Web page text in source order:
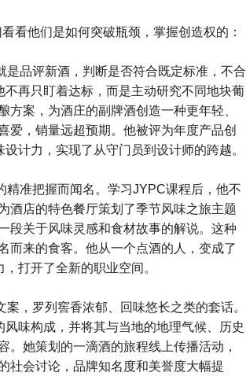
看他们是如何突破瓶颈，掌握创造权的：
品评新酒，判断是否符合既定标准，不合
再只盯着达标，而是主动研究不同地块葡
案，为酒庄的副牌酒创造一种更年轻、
爱，销量远超预期。他被评为年度产品创
设计力，实现了从守门员到设计师的跨越。
精准把握而闻名。学习JYPC课程后，他不
酒店的特色餐厅策划了季节风味之旅主题
段关于风味灵感和食材故事的解说。这种
而来的食客。他从一个点酒的人，变成了
，打开了全新的职业空间。
，罗列窖香浓郁、回味悠长之类的套话。
味构成，并将其与当地的地理气候、历史
她策划的一滴酒的旅程线上传播活动，
社会讨论，品牌知名度和美誉度大幅提